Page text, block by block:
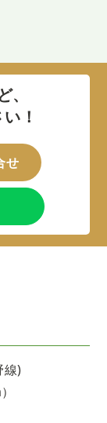
！
せ
線)